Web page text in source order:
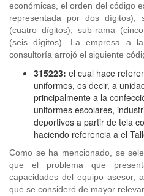
económicas, el orden del código
representada por dos dígitos),
(cuatro dígitos), sub-rama
(seis dígitos). La empresa a
consultoría arrojó el siguiente
315223: el cual hace
uniformes, es decir, a
principalmente a la
uniformes escolares,
deportivos a partir de tela
haciendo referencia a el
Como se ha mencionado, se
que el problema que
capacidades del equipo asesor,
que se consideró de mayor